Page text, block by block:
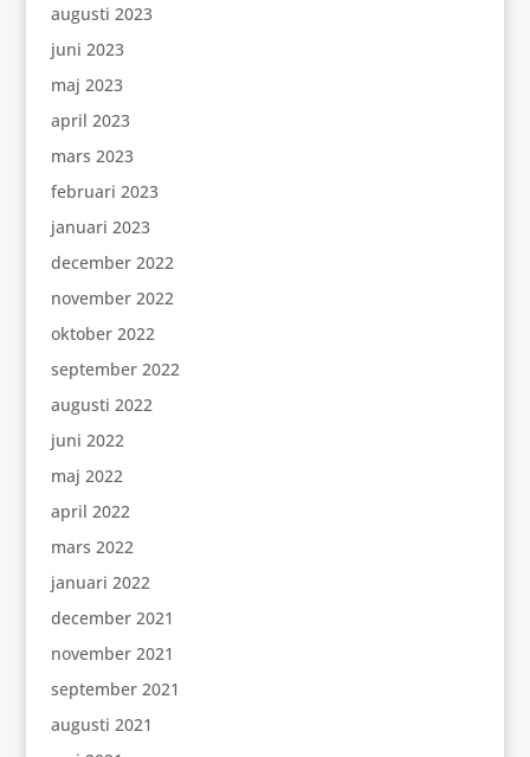
augusti 2023
juni 2023
maj 2023
april 2023
mars 2023
februari 2023
januari 2023
december 2022
november 2022
oktober 2022
september 2022
augusti 2022
juni 2022
maj 2022
april 2022
mars 2022
januari 2022
december 2021
november 2021
september 2021
augusti 2021